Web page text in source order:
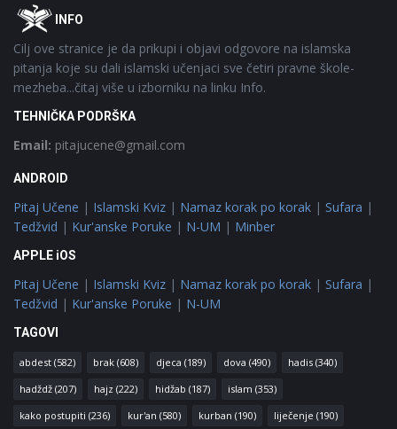
FooterOINFO
Cilj ove stranice je da prikupi i objavi odgovore na islamska
pitanja koje su dali islamski učenjaci sve četiri pravne škole-
mezheba...čitaj više u izborniku na linku Info.
TEHNIČKA PODRŠKA
Email: pitajucene@gmail.com
ANDROID
Pitaj Učene | Islamski Kviz | Namaz korak po korak | Sufara |
Tedžvid | Kur'anske Poruke | N-UM | Minber
APPLE iOS
Pitaj Učene | Islamski Kviz | Namaz korak po korak | Sufara |
Tedžvid | Kur'anske Poruke | N-UM
TAGOVI
abdest (582) brak (608) djeca (189) dova (490) hadis (340)
hadždž (207) hajz (222) hidžab (187) islam (353)
kako postupiti (236) kur'an (580) kurban (190) liječenje (190)